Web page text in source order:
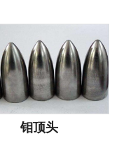
钼顶头